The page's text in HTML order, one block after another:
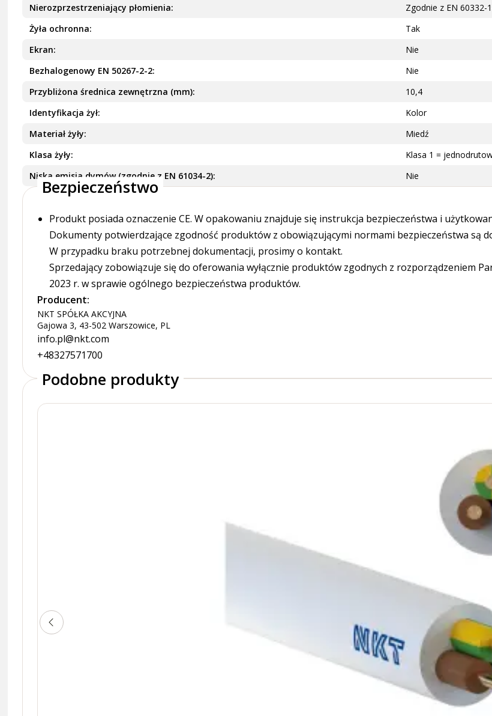
Nierozprzestrzeniający płomienia
Zgodnie z EN 60332-
Żyła ochronna
Tak
Ekran
Nie
Bezhalogenowy EN 50267-2-2
Nie
Przybliżona średnica zewnętrzna (mm)
10,4
Identyfikacja żył
Kolor
Materiał żyły
Miedź
Klasa żyły
Klasa 1 =
Niska emisja dymów (zgodnie z EN 61034-2)
Nie
Bezpieczeństwo
Produkt posiada oznaczenie CE. W opakowaniu znajduje się instrukcja bezpieczeństwa i
Dokumenty potwierdzające zgodność produktów z obowiązującymi normami bezpieczeństwa są
W przypadku braku potrzebnej dokumentacji, prosimy o kontakt.
Sprzedający zobowiązuje się do oferowania wyłącznie produktów zgodnych z rozporządzeniem
2023 r. w sprawie ogólnego bezpieczeństwa produktów.
Producent:
NKT SPÓŁKA AKCYJNA
Gajowa 3, 43-502 Warszowice, PL
info.pl@nkt.com
+48327571700
Podobne produkty